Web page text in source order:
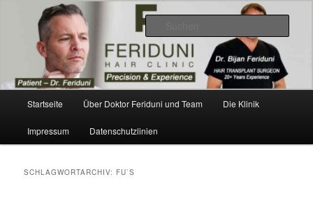
sekundären
Dr. Feriduni Haartransplantation –
Blog Österreich
Videos, Ergebnisse, Bilder
Startseite Über Doktor Feriduni und Team Die Klinik
Impressum Datenschutzlinien
SCHLAGWORTARCHIV: FU`S